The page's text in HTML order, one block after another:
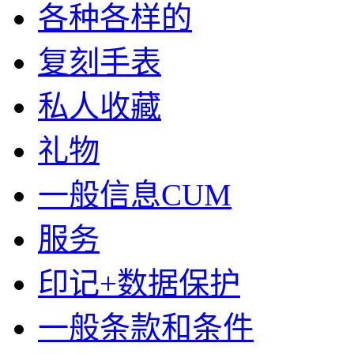
各种各样的
复刻手表
私人收藏
礼物
一般信息CUM
服务
印记+数据保护
一般条款和条件